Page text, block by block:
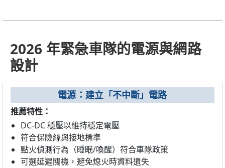
2026 年緊急車隊的電源與網路
設計
電源：建立「不中斷」電路
推薦特性：
DC-DC 穩壓以維持穩定電壓
符合保險絲與接地標準
點火偵測行為（睡眠/喚醒）符合車隊政策
可選延遲關機，避免熄火時資料遺失